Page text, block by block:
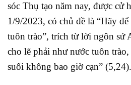
sóc Thụ tạo năm nay, được cử
1/9/2023, có chủ đề là “Hãy
tuôn trào”, trích từ lời ngôn sứ
cho lẽ phải như nước tuôn
suối không bao giờ cạn” (5,24).